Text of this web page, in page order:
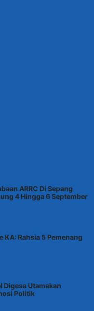
ARRC Di Sepang
4 Hingga 6 September
KA: Rahsia 5 Pemenang
Digesa Utamakan
Politik